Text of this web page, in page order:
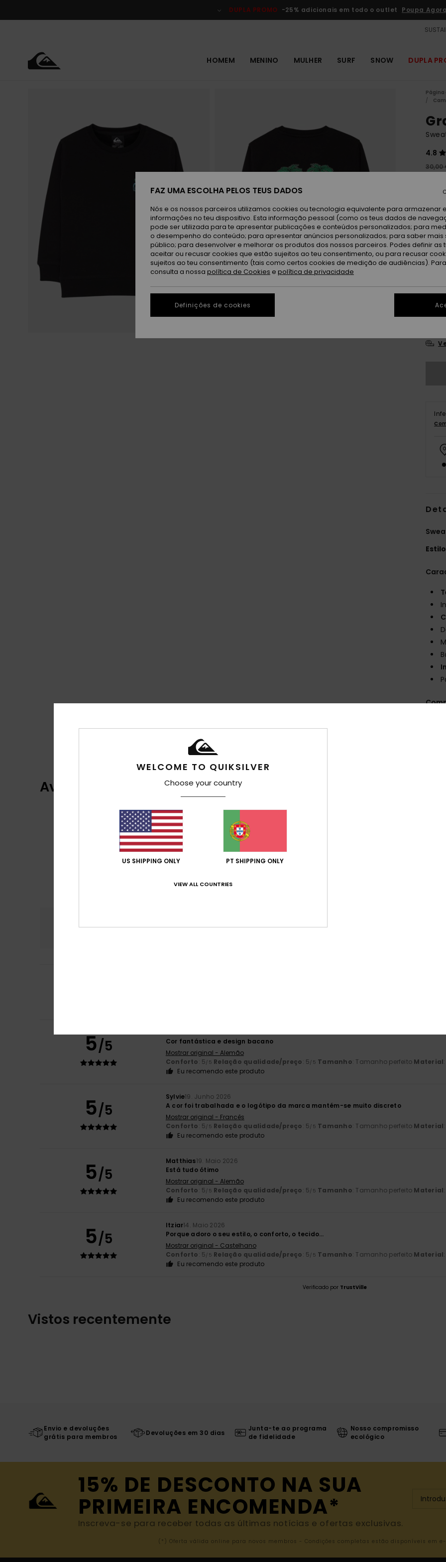
do
DUPLA PROMO -25% adicionais em todo o outlet Poupa Agora
HOMEM MENINO MULHER SURF SNOW DUPLA
Página
4.8
30,00
Cor
2
Estilo
Avaliações dos clientes
4.8
4.8
5/5
Marina29. Junho 2026
Cor fantástica e design bacano
Mostrar original - Alemão
Conforto: 5/5 Relação qualidade/preço: 5/5 Tamanho: Tamanho perfeito Material
Eu recomendo este produto
5/5
Sylvie19. Junho 2026
A cor foi trabalhada e o logótipo da marca mantém-se muito discreto
Mostrar original - Francês
Conforto: 5/5 Relação qualidade/preço: 5/5 Tamanho: Tamanho perfeito Material
Eu recomendo este produto
5/5
Matthias19. Maio 2026
Está tudo ótimo
Mostrar original - Alemão
Conforto: 5/5 Relação qualidade/preço: 5/5 Tamanho: Tamanho perfeito Material
Eu recomendo este produto
5/5
Itziar14. Maio 2026
Porque adoro o seu estilo, o conforto, o tecido…
Mostrar original - Castelhano
Conforto: 5/5 Relação qualidade/preço: 5/5 Tamanho: Tamanho perfeito Material
Eu recomendo este produto
Verificado por TrustVille
Vistos recentemente
Envio e devoluções
grátis para membros
Devoluções em 30 dias
Junta-te ao programa
de fidelidade
Nosso compromisso
ecológico
15% DE DESCONTO NA SUA
PRIMEIRA ENCOMENDA*
Inscreva-se para receber todas as últimas notícias e ofertas exclusivas.
(*) Oferta válida online para novos membros - Condições completas estão disponíveis em
WELCOME TO QUIKSILVER
Choose your country
US SHIPPING ONLY PT SHIPPING ONLY
VIEW ALL COUNTRIES
FAZ UMA ESCOLHA PELOS TEUS DADOS
Nós e os nossos parceiros utilizamos cookies ou tecnologia equivalente para armazenar
informações no teu dispositivo. Esta informação pessoal (como os teus dados de
pode ser utilizada para te apresentar publicações e conteúdos personalizados; para
o desempenho do conteúdo; para apresentar anúncios personalizados; para saber mais
público; para desenvolver e melhorar os produtos dos nossos parceiros. Podes definir as
aceitar ou recusar cookies que estão sujeitos ao teu consentimento, ou para recusar
sujeitos ao teu consentimento (tais como certos cookies de medição de audiências).
consulta a nossa política de Cookies e política de privacidade
Definições de cookies